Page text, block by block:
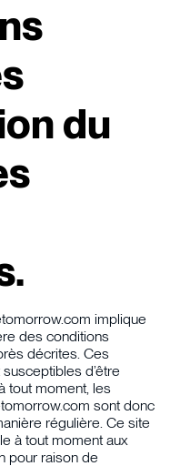
du
implique
des conditions
décrites. Ces
d’être
tout moment, les
sont donc
régulière. Ce site
à tout moment aux
pour raison de